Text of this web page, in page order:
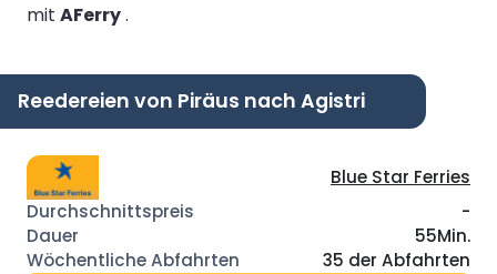
mit AFerry.
Reedereien von Piräus nach Agistri
Blue Star Ferries
-
55Min.
35 der Abfahrten